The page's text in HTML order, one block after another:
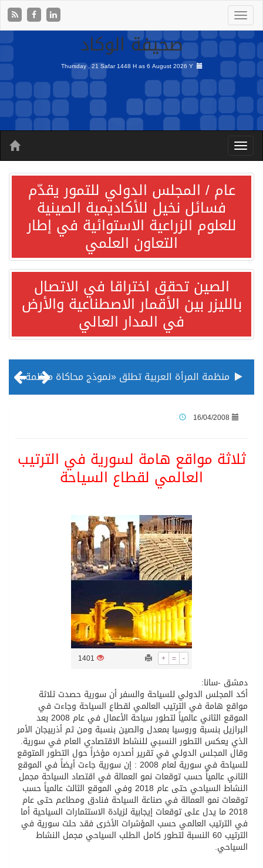
صحيفة الوكاد
Thursday , 21 Safar 1448 H as6 August 2026 Y
عام / المجلس الدولي للتمور يقدّم
فسائل نخيل للأكاديمية الصينية
للعلوم الزراعية الاستوائية في إطار
التعاون العلمي
الصين تحقق اختراقا في الاتصال
بالليزر بين الأقمار الاصطناعية والأرض
في المدار العالي
منظمة المرأة العربية تطلق «نموذج محاكاة منظمة المرأة العربية للشباب» بمشاركة 10 دول عربية..غدًا
ثلة من الضابطات في الجييش الكويتي
كسوة الكعبة تعتلي البيت العتيق
16/04/2008
ثلاثة مواقع هامة لسورية في الترتيب
العالمي لقطاع السياحة
+ = -
1401
دمشق -سانا:
أكد المجلس الدولي للسياحة والسفر أن سورية حصدت ثلاثة
مواقع هامة في الترتيب العالمي لقطاع السياحة وجاءت في
الموقع الثاني عالمياً لتطور سياحة الأعمال في عام 2008 بعد
البرازيل بنسبة وروسيا بمعدل والصين بنسبة ومن ثم أذربيجان الأمر
الذي يعكس التطور النسبي للنشاط الاقتصادي العام في سورية.
وقال المجلس الدولي في تقرير أصدره مؤخراً حول التطور المتوقع
للسياحة في سورية لعام 2008 : إن سورية جاءت أيضاً في الموقع
الثاني عالمياً حسب توقعات نمو العمالة في اقتصاد السياحة مجمل
النشاط السياحي حتى عام 2018 وفي الموقع الثالث عالمياً حسب
توقعات نمو العمالة في صناعة السياحة فنادق ومطاعم حتى عام
2018 ما يدل على توقعات إيجابية لزيادة الاستثمارات السياحية أما
في الترتيب العالمي حسب المؤشرات الأخرى فقد حلت سورية في
الترتيب 60 النسبة لتطور كامل الطلب السياحي مجمل النشاط
السياحي.